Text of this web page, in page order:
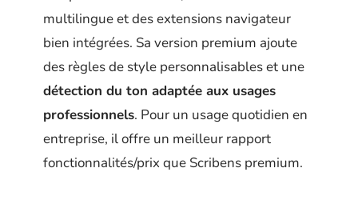
multilingue et des extensions navigateur
bien intégrées. Sa version premium ajoute
des règles de style personnalisables et une
détection du ton adaptée aux usages
professionnels. Pour un usage quotidien en
entreprise, il offre un meilleur rapport
fonctionnalités/prix que Scribens premium.